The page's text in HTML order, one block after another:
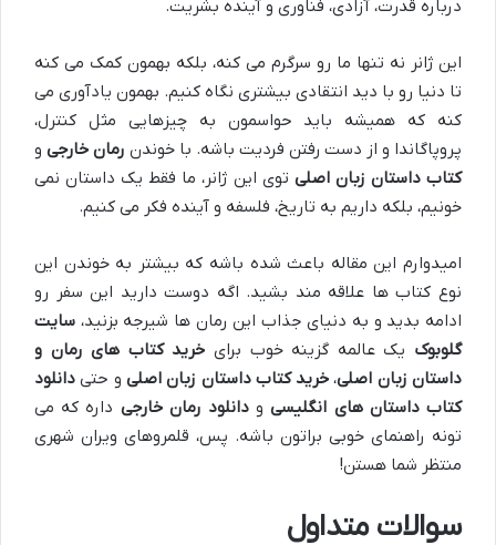
درباره قدرت، آزادی، فناوری و آینده بشریت.
این ژانر نه تنها ما رو سرگرم می کنه، بلکه بهمون کمک می کنه
تا دنیا رو با دید انتقادی بیشتری نگاه کنیم. بهمون یادآوری می
کنه که همیشه باید حواسمون به چیزهایی مثل کنترل،
پروپاگاندا و از دست رفتن فردیت باشه. با خوندن رمان خارجی و
کتاب داستان زبان اصلی توی این ژانر، ما فقط یک داستان نمی
خونیم، بلکه داریم به تاریخ، فلسفه و آینده فکر می کنیم.
امیدوارم این مقاله باعث شده باشه که بیشتر به خوندن این
نوع کتاب ها علاقه مند بشید. اگه دوست دارید این سفر رو
ادامه بدید و به دنیای جذاب این رمان ها شیرجه بزنید، سایت
گلوبوک یک عالمه گزینه خوب برای خرید کتاب های رمان و
داستان زبان اصلی، خرید کتاب داستان زبان اصلی و حتی دانلود
کتاب داستان های انگلیسیو دانلود رمان خارجی داره که می
تونه راهنمای خوبی براتون باشه. پس، قلمروهای ویران شهری
منتظر شما هستن!
سوالات متداول